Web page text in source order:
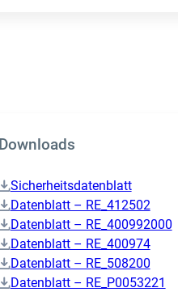
Downloads
Sicherheitsdatenblatt
Datenblatt – RE_412502
Datenblatt – RE_400992000
Datenblatt – RE_400974
Datenblatt – RE_508200
Datenblatt – RE_P0053221